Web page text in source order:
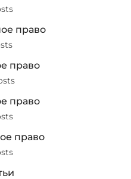
право
право
право
право